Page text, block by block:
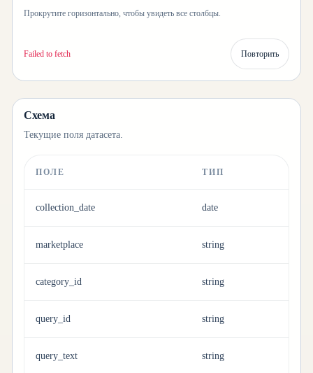
Прокрутите горизонтально, чтобы увидеть все столбцы.
Failed to fetch Повторить
Схема
Текущие поля датасета.
ПОЛЕ ТИП
collection_date date
marketplace string
category_id string
query_id string
query_text string